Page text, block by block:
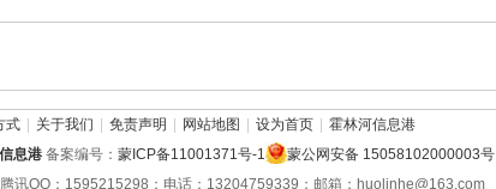
式 关于我们 免责声明 网站地图 设为首页
霍林河信息港
息港 备案编号： 蒙ICP备11001371号-1
蒙公网安备 15058102000003号
讯QQ：1595215298；电话：13204759339；邮箱：huolinhe@163.com